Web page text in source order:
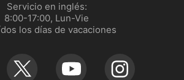
Servicio en inglés:
8:00-17:00, Lun-Vie
los días de vacaciones